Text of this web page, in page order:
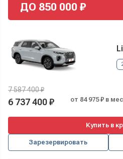
ДО 850 000 ₽
7 587 400 ₽
6 737 400 ₽ от 84 975 ₽ в
Купить в
Зарезервировать